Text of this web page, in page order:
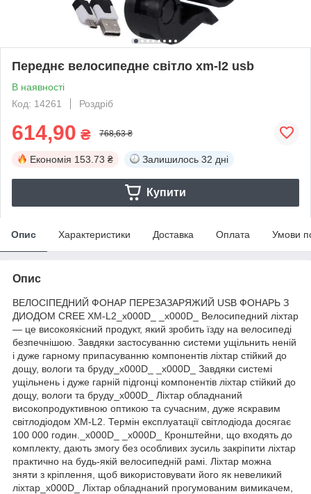
Переднє велосипедне світло xm-l2 usb
В наявності
Код: 14261
Роздріб
614,90 ₴ 768,63 ₴
Економія 153.73 ₴ Залишилось 32 дні
Купити
Опис Характеристики Доставка Оплата Умови
Опис
ВЕЛОСІПЕДНИЙ ФОНАР ПЕРЕЗАЗАРЯЖИЙ USB ФОНАРЬ З
ДИОДОМ CREE XM-L2_x000D_ _x000D_ Велосипедний ліхтар
— це високоякісний продукт, який зробить їзду на велосипеді
безпечнішою. Завдяки застосуванню системи ущільнить неній
і дуже гарному припасуванню компонентів ліхтар стійкий до
дощу, вологи та бруду_x000D_ _x000D_ Завдяки системі
ущільнень і дуже гарній підгонці компонентів ліхтар стійкий до
дощу, вологи та бруду_x000D_ Ліхтар обладнаний
високопродуктивною оптикою та сучасним, дуже яскравим
світлодіодом XM-L2. Термін експлуатації світлодіода досягає
100 000 годин._x000D_ _x000D_ Кронштейни, що входять до
комплекту, дають змогу без особливих зусиль закріпити ліхтар
практично на будь-якій велосипедній рамі. Ліхтар можна
зняти з кріплення, щоб використовувати його як невеликий
ліхтар_x000D_ Ліхтар обладнаний прогумованим вимикачем,